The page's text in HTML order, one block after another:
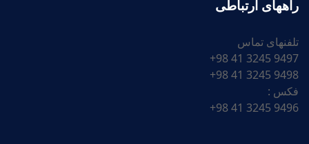
راههای ارتباطی
تلفنهای تماس
9497 3245 41 98+
9498 3245 41 98+
فکس :
9496 3245 41 98+